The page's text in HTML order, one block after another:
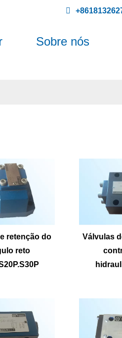
Sobre nós
retenção do
reto
Válvulas